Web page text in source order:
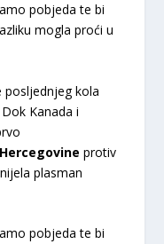
pobjeda te bi
mogla proći u
posljednjeg kola
Dok Kanada i
protiv
plasman
pobjeda te bi